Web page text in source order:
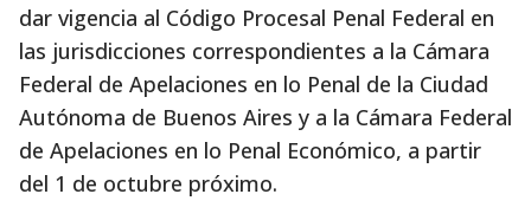
dar vigencia al Código Procesal Penal Federal en
las jurisdicciones correspondientes a la Cámara
Federal de Apelaciones en lo Penal de la Ciudad
Autónoma de Buenos Aires y a la Cámara Federal
de Apelaciones en lo Penal Económico, a partir
del 1 de octubre próximo.